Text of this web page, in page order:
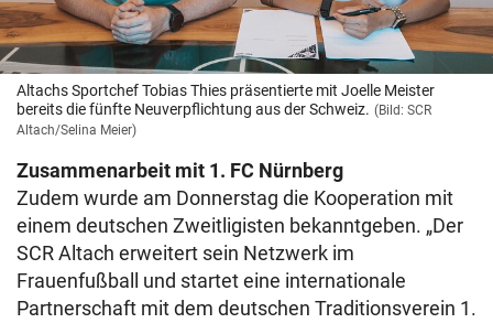
Altachs Sportchef Tobias Thies präsentierte mit Joelle Meister
bereits die fünfte Neuverpflichtung aus der Schweiz. (Bild: SCR
Altach/Selina Meier)
Zusammenarbeit mit 1. FC Nürnberg
Zudem wurde am Donnerstag die Kooperation mit
einem deutschen Zweitligisten bekanntgeben. „Der
SCR Altach erweitert sein Netzwerk im
Frauenfußball und startet eine internationale
Partnerschaft mit dem deutschen Traditionsverein 1.